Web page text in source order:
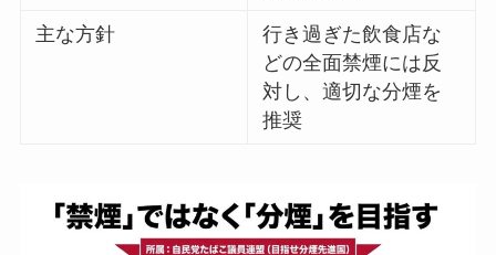
主な方針
行き過ぎた飲食店な
どの全面禁煙には反
対し、適切な分煙を
推奨